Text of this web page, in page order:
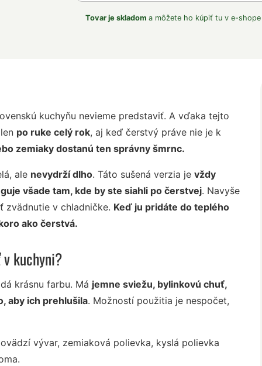
Tovar je skladom a môžete ho kúpiť tu v e-
kuchyňu nevieme predstaviť. A vďaka tejto
po ruke celý rok, aj keď čerstvý práve nie je k
zemiaky dostanú ten správny šmrnc.
ale nevydrží dlho. Táto sušená verzia je vždy
všade tam, kde by ste siahli po čerstvej. Navyše
zvädnutie v chladničke. Keď ju pridáte do teplého
ako čerstvá.
kuchyni?
krásnu farbu. Má jemne sviežu, bylinkovú chuť,
aby ich prehlušila. Možností použitia je nespočet,
vývar, zemiaková polievka, kyslá polievka